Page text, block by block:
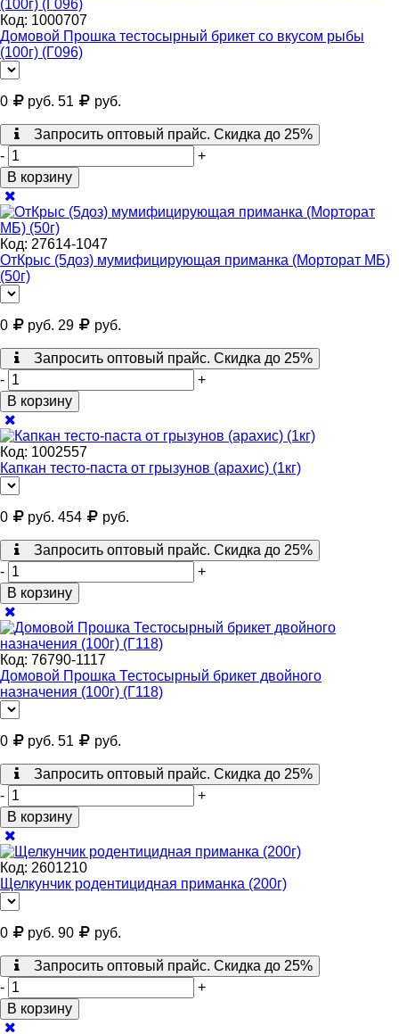
Код: 1000707
Домовой Прошка тестосырный брикет со вкусом рыбы
(100г) (Г096)
0 руб. 51 руб.
Запросить оптовый прайс. Скидка до 25%
-
+
В корзину
Код: 27614-1047
ОтКрыс (5доз) мумифицирующая приманка (Морторат МБ)
(50г)
0 руб. 29 руб.
Запросить оптовый прайс. Скидка до 25%
-
+
В корзину
Код: 1002557
Капкан тесто-паста от грызунов (арахис) (1кг)
0 руб. 454 руб.
Запросить оптовый прайс. Скидка до 25%
-
+
В корзину
Код: 76790-1117
Домовой Прошка Тестосырный брикет двойного
назначения (100г) (Г118)
0 руб. 51 руб.
Запросить оптовый прайс. Скидка до 25%
-
+
В корзину
Код: 2601210
Щелкунчик родентицидная приманка (200г)
0 руб. 90 руб.
Запросить оптовый прайс. Скидка до 25%
-
+
В корзину